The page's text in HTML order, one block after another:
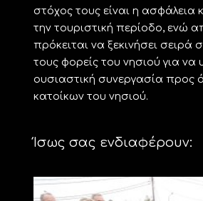
στόχος τους είναι η ασφάλεια
την τουριστική περίοδο, ενώ
πρόκειται να ξεκινήσει σειρά
τους φορείς του νησιού για να
ουσιαστική συνεργασία προς
κατοίκων του νησιού.
Ίσως σας ενδιαφέρουν: